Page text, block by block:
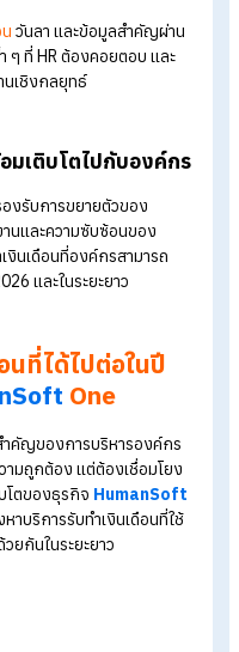
ละประกันสังคมอย่า
นใจได้ว่าการคำนวณเงินเดือน
ำโอทีหลายอัตรา หรือโครงสร้า
สามารถรองรับได้อย่าง
โตและต้องปรับตัวอยู่ตลอดเว
อง ลดภาระงาน HR
นเดือนวันลา และข้อมูลสำคัญผ่
กัสงานเชิงกลยุทธ์